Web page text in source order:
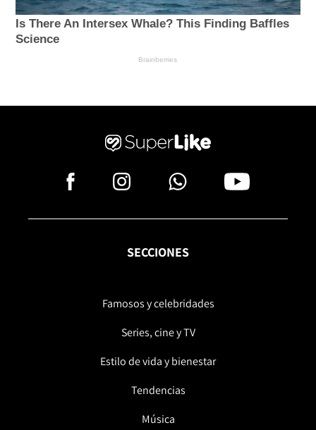
SECCIONES
Famosos y celebridades
Series, cine y TV
Estilo de vida y bienestar
Tendencias
Música